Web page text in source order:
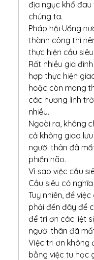
địa ngục khổ đau
chúng ta.
Pháp hội Uống
thành công thì
thực hiện cầu
Rất nhiều gia
hợp thực hiện
hoặc còn mang
các hương linh
nhiều.
Ngoài ra, không
cả không giao
người thân đã
phiền não.
Vì sao việc cầu
Cầu siêu có
Tuy nhiên, để
phải đến đây để
để tri ơn các liệt
người thân đã
Việc tri ơn không
bằng việc tu học